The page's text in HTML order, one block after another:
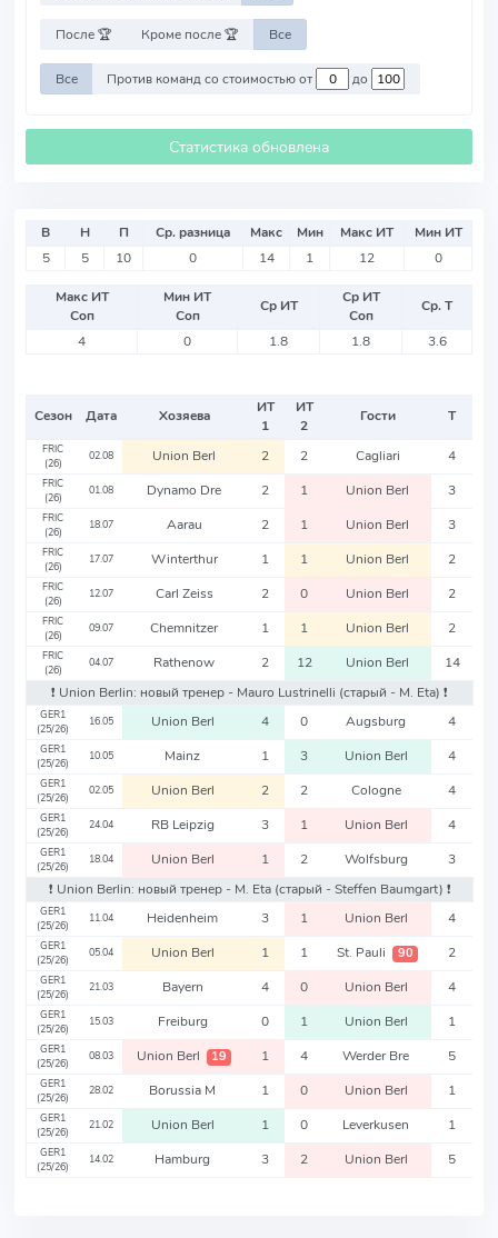
После 🏆 Кроме после 🏆 Все
Все Против команд со стоимостью от до
Статистика обновлена
В Н П Ср. разница Макс Мин Макс ИТ
Мин ИТ
5
5 10 0 14 1 12 0
Макс ИТ
Соп
Мин ИТ
Соп
Ср ИТ
Ср ИТ
Соп
Ср. Т
4
0 1.8 1.8 3.6
Сезон Дата Хозяева
ИТ
1
ИТ
2
Гости Т
FRIC
(26)
02.08 Union Berl 2 2 Cagliari 4
FRIC
(26)
01.08 Dynamo Dre 2 1 Union Berl 3
FRIC
(26)
18.07 Aarau 2 1 Union Berl 3
FRIC
(26)
17.07 Winterthur 1 1 Union Berl 2
FRIC
(26)
12.07 Carl Zeiss 2 0 Union Berl 2
FRIC
(26)
09.07 Chemnitzer 1 1 Union Berl 2
FRIC
(26)
04.07 Rathenow 2 12 Union Berl
14
❗️ Union Berlin: новый тренер - Mauro Lustrinelli (старый - M. Eta) ❗️
GER1
(25/26)
16.05 Union Berl 4 0 Augsburg 4
GER1
(25/26)
10.05 Mainz 1 3 Union Berl 4
GER1
(25/26)
02.05 Union Berl 2 2 Cologne 4
GER1
(25/26)
24.04 RB Leipzig 3 1 Union Berl 4
GER1
(25/26)
18.04 Union Berl 1 2 Wolfsburg
3
❗️ Union Berlin: новый тренер - M. Eta (старый - Steffen Baumgart) ❗️
GER1
(25/26)
11.04 Heidenheim 3 1 Union Berl 4
GER1
(25/26)
05.04 Union Berl 1 1 St. Pauli 90 2
GER1
(25/26)
21.03 Bayern 4 0 Union Berl 4
GER1
(25/26)
15.03 Freiburg 0 1 Union Berl 1
GER1
(25/26)
08.03 Union Berl 19 1 4 Werder Bre 5
GER1
(25/26)
28.02 Borussia M 1 0 Union Berl 1
GER1
(25/26)
21.02 Union Berl 1 0 Leverkusen 1
GER1
(25/26)
14.02 Hamburg 3 2 Union Berl 5